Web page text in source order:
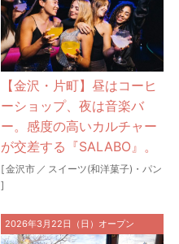
【金沢・片町】昼はコーヒ
ーショップ、夜は音楽バ
ー。感度の高いカルチャー
が交差する『SALABO』。
[金沢市 ／ スイーツ(和洋菓子)・パン
]
2026年3月22日（日）オープン